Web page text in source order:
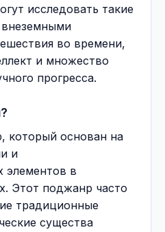
исследовать такие
внеземными
во времени,
и множество
прогресса.
который основан на
и
элементов в
Этот поджанр часто
традиционные
существа